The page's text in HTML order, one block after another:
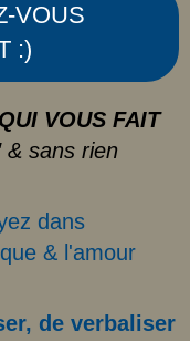
VOUS
:)
VOUS FAIT
& sans rien
dans
& l'amour
de verbaliser